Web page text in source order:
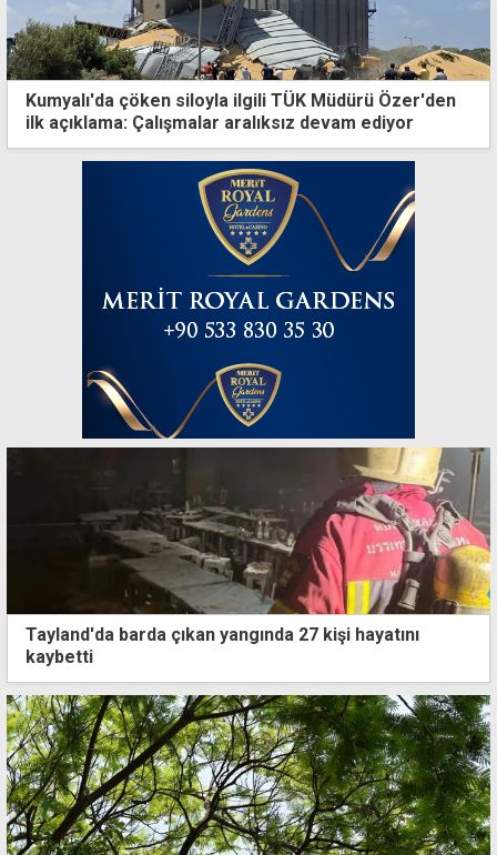
Kumyalı'da çöken siloyla ilgili TÜK Müdürü Özer'den
ilk açıklama: Çalışmalar aralıksız devam ediyor
Tayland'da barda çıkan yangında 27 kişi hayatını
kaybetti